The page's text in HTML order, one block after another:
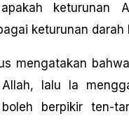
keturunan
keturunan darah
mengatakan
lalu Ia
berpikir ten-